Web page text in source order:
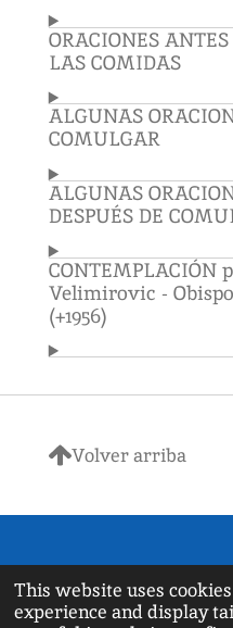
This website uses
experience and display
ORACIONES ANTES
LAS COMIDAS
ALGUNAS
COMULGAR
ALGUNAS
DESPUÉS DE
CONTEMPLACIÓN
Velimirovic -
(+1956)
Volver arriba
Powered byWebador